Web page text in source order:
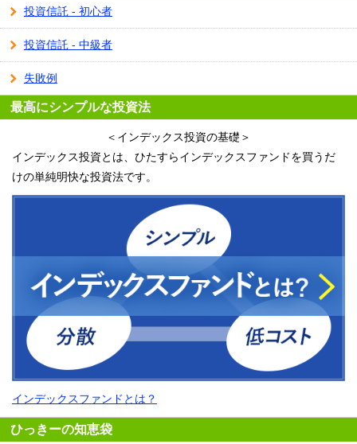
投資信託 - 初心者
投資信託 - 中級者
失敗例
最高にシンプルな投資法
＜インデックス投資の基礎＞
インデックス投資とは、ひたすらインデックスファンドを買うだ
けの単純明快な投資法です。
インデックスファンドとは？
ひっきーの知恵袋